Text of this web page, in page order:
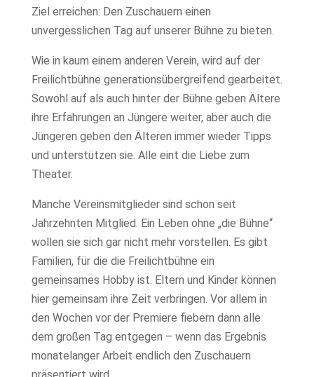
Ziel erreichen: Den Zuschauern einen
unvergesslichen Tag auf unserer Bühne zu bieten.
Wie in kaum einem anderen Verein, wird auf der
Freilichtbühne generationsübergreifend gearbeitet.
Sowohl auf als auch hinter der Bühne geben Ältere
ihre Erfahrungen an Jüngere weiter, aber auch die
Jüngeren geben den Älteren immer wieder Tipps
und unterstützen sie. Alle eint die Liebe zum
Theater.
Manche Vereinsmitglieder sind schon seit
Jahrzehnten Mitglied. Ein Leben ohne „die Bühne“
wollen sie sich gar nicht mehr vorstellen. Es gibt
Familien, für die die Freilichtbühne ein
gemeinsames Hobby ist. Eltern und Kinder können
hier gemeinsam ihre Zeit verbringen. Vor allem in
den Wochen vor der Premiere fiebern dann alle
dem großen Tag entgegen – wenn das Ergebnis
monatelanger Arbeit endlich den Zuschauern